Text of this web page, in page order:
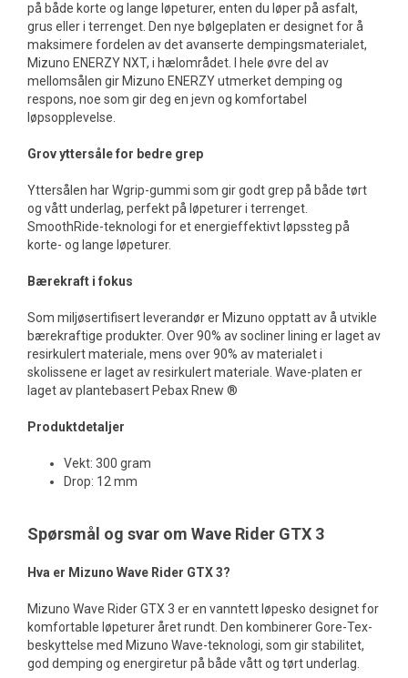
på både korte og lange løpeturer, enten du løper på asfalt,
grus eller i terrenget. Den nye bølgeplaten er designet for å
maksimere fordelen av det avanserte dempingsmaterialet,
Mizuno ENERZY NXT, i hælområdet. I hele øvre del av
mellomsålen gir Mizuno ENERZY utmerket demping og
respons, noe som gir deg en jevn og komfortabel
løpsopplevelse.
Grov yttersåle for bedre grep
Yttersålen har Wgrip-gummi som gir godt grep på både tørt
og vått underlag, perfekt på løpeturer i terrenget.
SmoothRide-teknologi for et energieffektivt løpssteg på
korte- og lange løpeturer.
Bærekraft i fokus
Som miljøsertifisert leverandør er Mizuno opptatt av å utvikle
bærekraftige produkter. Over 90% av socliner lining er laget av
resirkulert materiale, mens over 90% av materialet i
skolissene er laget av resirkulert materiale. Wave-platen er
laget av plantebasert Pebax Rnew ®
Produktdetaljer
Vekt: 300 gram
Drop: 12 mm
Spørsmål og svar om Wave Rider GTX 3
Hva er Mizuno Wave Rider GTX 3?
Mizuno Wave Rider GTX 3 er en vanntett løpesko designet for
komfortable løpeturer året rundt. Den kombinerer Gore-Tex-
beskyttelse med Mizuno Wave-teknologi, som gir stabilitet,
god demping og energiretur på både vått og tørt underlag.